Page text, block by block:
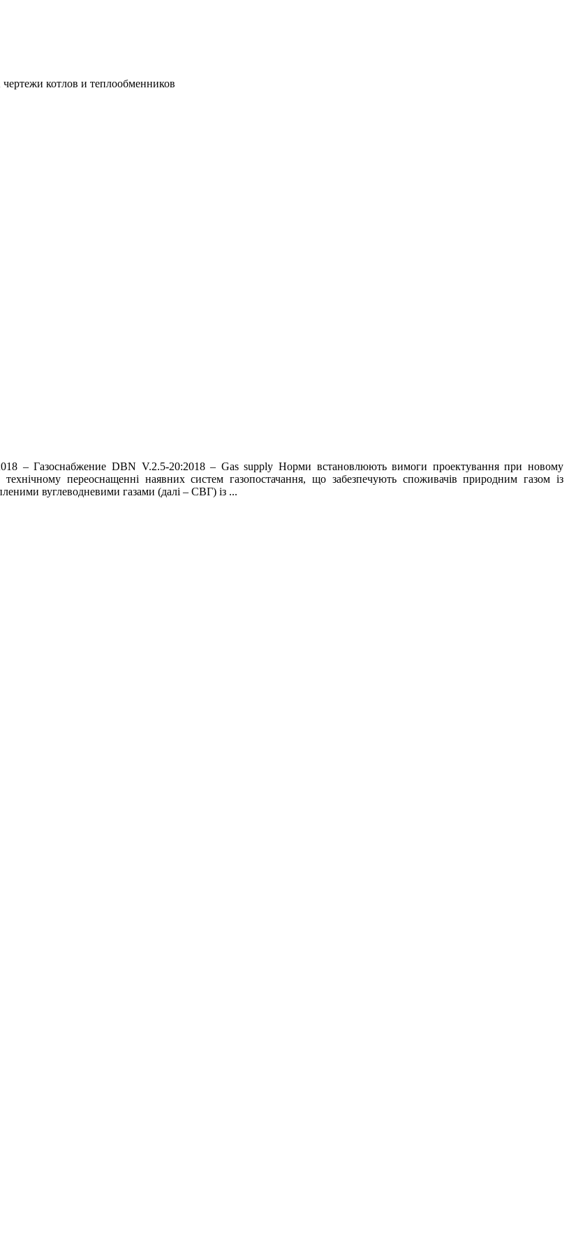
котлов и теплообменников
– Газоснабжение DBN V.2.5-20:2018 – Gas supply Норми встановлюють вимоги проектування при новому
технічному переоснащенні наявних систем газопостачання, що забезпечують споживачів природним газом із
вуглеводневими газами (далі – СВГ) із ...